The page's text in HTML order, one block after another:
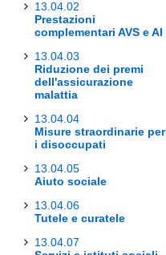
13.04.02
Prestazioni
complementari AVS e AI
13.04.03
Riduzione dei premi
dell'assicurazione
malattia
13.04.04
Misure straordinarie per
i disoccupati
13.04.05
Aiuto sociale
13.04.06
Tutele e curatele
13.04.07